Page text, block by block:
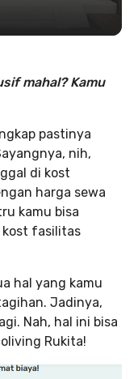
mahal? Kamu
pastinya
nih,
di kost
harga sewa
kamu bisa
kost fasilitas
hal yang kamu
Jadinya,
Nah, hal ini bisa
Rukita!